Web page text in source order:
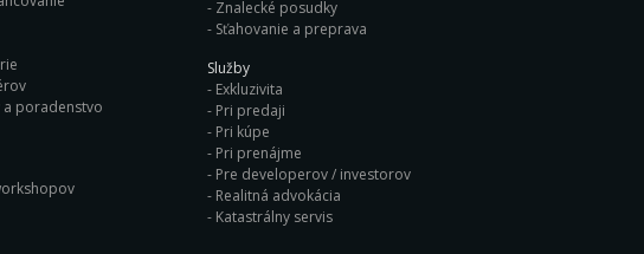
a poradenstvo
a workshopov
Znalecké posudky
Sťahovanie a preprava
Služby
Exkluzivita
Pri predaji
Pri kúpe
Pri prenájme
Pre developerov / investorov
Realitná advokácia
Katastrálny servis